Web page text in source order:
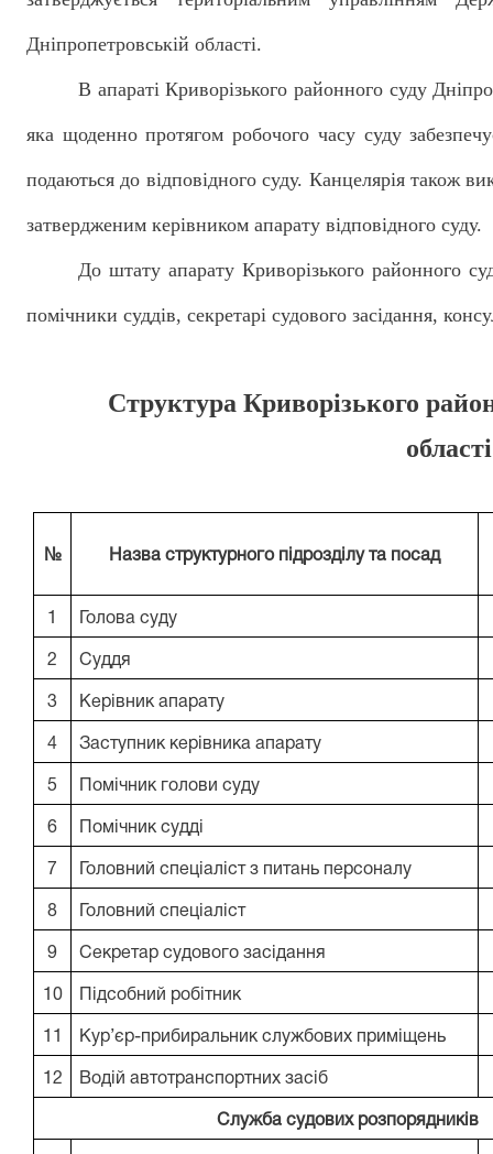
Дніпропетровській області.
В апараті Криворізького районного суду
яка щоденно протягом робочого часу суду
подаються до відповідного суду. Канцелярія також
затвердженим керівником апарату відповідного суду.
До штату апарату Криворізького районного
помічники суддів, секретарі судового засідання,
Структура Криворізького
області
№ Назва структурного підрозділу та посад
Голова суду
2 Суддя
3 Керівник апарату
4 Заступник керівника апарату
5 Помічник голови суду
6 Помічник судді
7 Головний спеціаліст з питань персоналу
8 Головний спеціаліст
9 Секретар судового засідання
10 Підсобний робітник
Кур’єр-прибиральник службових приміщень
12 Водій автотранспортних засіб
Служба судових розпорядників